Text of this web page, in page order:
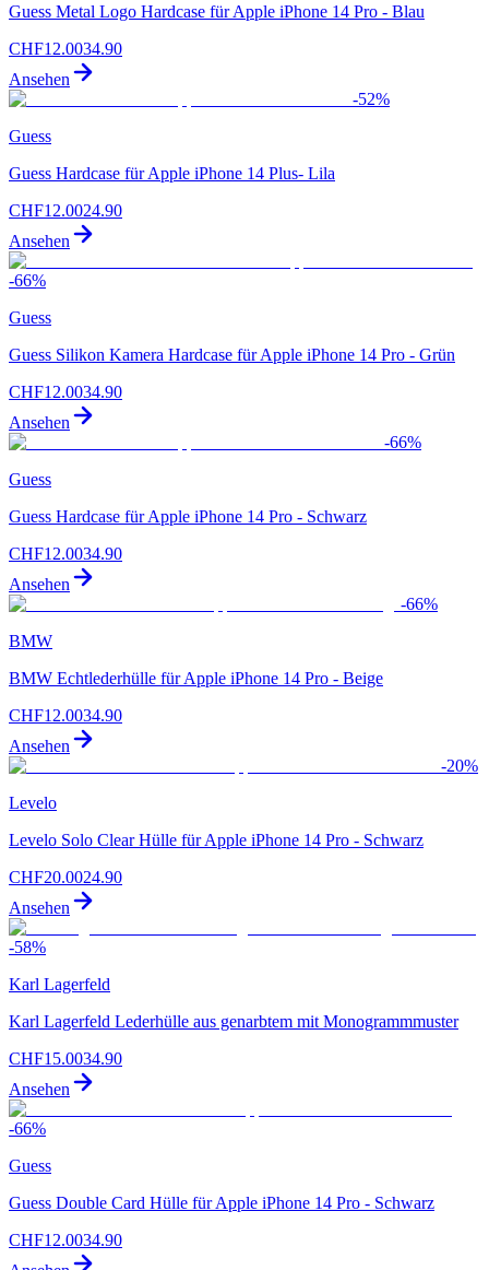
Guess Metal Logo Hardcase für Apple iPhone 14 Pro - Blau
CHF12.0034.90
Ansehen
-52%
Guess
Guess Hardcase für Apple iPhone 14 Plus- Lila
CHF12.0024.90
Ansehen
-66%
Guess
Guess Silikon Kamera Hardcase für Apple iPhone 14 Pro - Grün
CHF12.0034.90
Ansehen
-66%
Guess
Guess Hardcase für Apple iPhone 14 Pro - Schwarz
CHF12.0034.90
Ansehen
-66%
BMW
BMW Echtlederhülle für Apple iPhone 14 Pro - Beige
CHF12.0034.90
Ansehen
-20%
Levelo
Levelo Solo Clear Hülle für Apple iPhone 14 Pro - Schwarz
CHF20.0024.90
Ansehen
-58%
Karl Lagerfeld
Karl Lagerfeld Lederhülle aus genarbtem mit Monogrammmuster
CHF15.0034.90
Ansehen
-66%
Guess
Guess Double Card Hülle für Apple iPhone 14 Pro - Schwarz
CHF12.0034.90